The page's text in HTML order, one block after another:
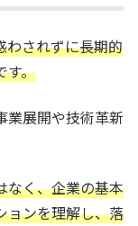
わされずに長期的
す。
業展開や技術革新
なく、企業の基本
ョンを理解し、落